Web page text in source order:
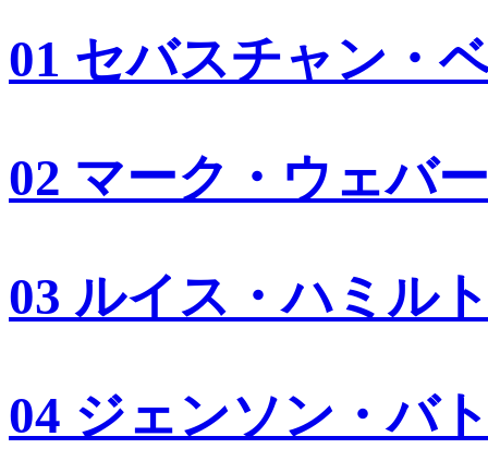
01 セバスチャン・
02 マーク・ウェバー
03 ルイス・ハミル
04 ジェンソン・バ